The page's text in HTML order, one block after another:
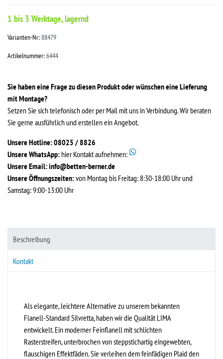
1 bis 3 Werktage, lagernd
Varianten-Nr:88479
Artikelnummer:6444
Sie haben eine Frage zu diesen Produkt oder wünschen eine Lieferung
mit Montage?
Setzen Sie sich telefonisch oder per Mail mit uns in Verbindung. Wir beraten
Sie gerne ausführlich und erstellen ein Angebot.
Unsere Hotline: 08025 / 8826
Unsere WhatsApp: hier Kontakt aufnehmen:
Unsere Email:info@betten-berner.de
Unsere Öffnungszeiten:von Montag bis Freitag: 8:30-18:00 Uhr und
Samstag: 9:00-13:00 Uhr
Beschreibung
Kontakt
Als elegante, leichtere Alternative zu unserem bekannten
Flanell-Standard Silvretta, haben wir die Qualität LIMA
entwickelt. Ein moderner Feinflanell mit schlichten
Rasterstreifen, unterbrochen von steppstichartig eingewebten,
flauschigen Effektfäden. Sie verleihen dem feinfädigen Plaid den